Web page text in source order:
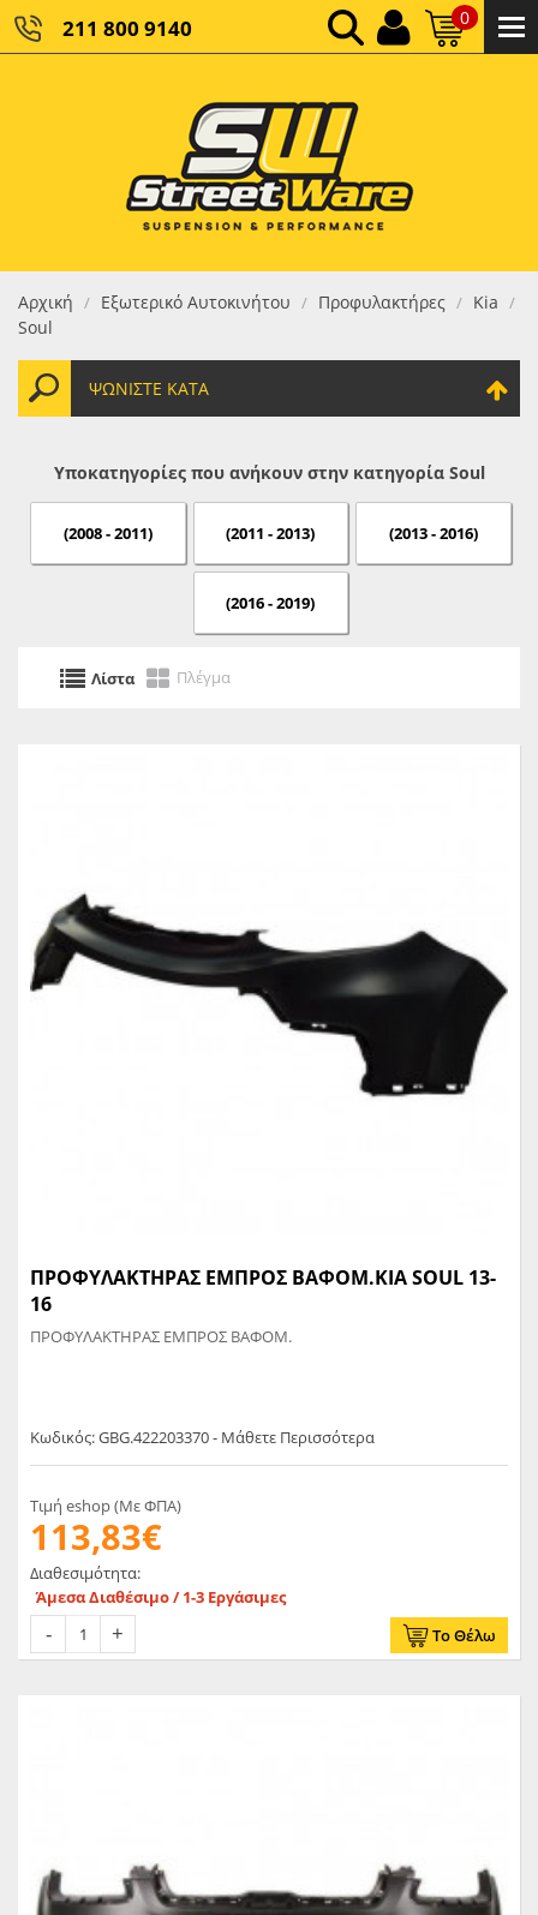
211 800 9140 0
ΚΑΘΑΡΌ ΣΎΝΟΛΟ:
ΤΕΛΙΚΌ ΣΎΝΟΛΟ:0,00 €
Αρχική / Εξωτερικό Αυτοκινήτου / Προφυλακτήρες / Kia /
Soul
ΨΩΝΊΣΤΕ ΚΑΤΆ
Υποκατηγορίες που ανήκουν στην κατηγορία Soul
(2008 - 2011) (2011 - 2013) (2013 - 2016)
(2016 - 2019)
Λίστα Πλέγμα
ΠΡΟΦΥΛΑΚΤΗΡΑΣ ΕΜΠΡΟΣ ΒΑΦΟΜ.KIA SOUL 13-
16
ΠΡΟΦΥΛΑΚΤΗΡΑΣ ΕΜΠΡΟΣ ΒΑΦΟΜ.
Κωδικός: GBG.422203370 - Μάθετε Περισσότερα
Τιμή eshop (Με ΦΠΑ)
113,83€
Διαθεσιμότητα:
Άμεσα Διαθέσιμο / 1-3 Εργάσιμες
Το Θέλω